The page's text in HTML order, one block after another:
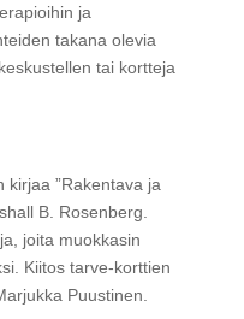
ja
takana olevia
tai kortteja
kirjaa ”Rakentava ja
B. Rosenberg.
joita muokkasin
Kiitos tarve-korttien
Puustinen.